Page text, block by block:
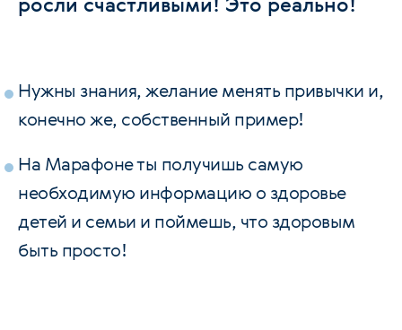
Нужны знания, желание менять привычки и,
конечно же, собственный пример!
На Марафоне ты получишь самую
необходимую информацию о здоровье
детей и семьи и поймешь, что здоровым
быть просто!